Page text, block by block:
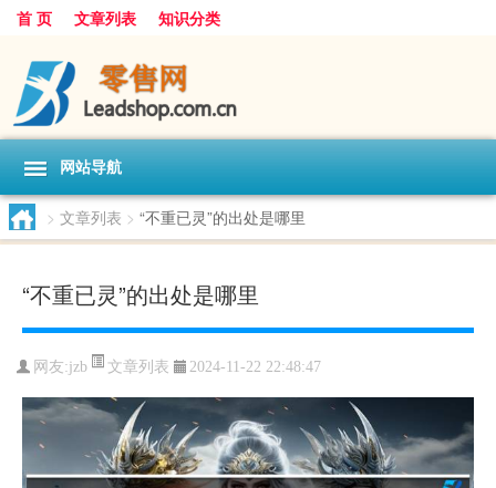
首 页 文章列表 知识分类
网站导航
> 文章列表 > “不重已灵”的出处是哪里
“不重已灵”的出处是哪里
网友:jzb 文章列表 2024-11-22 22:48:47